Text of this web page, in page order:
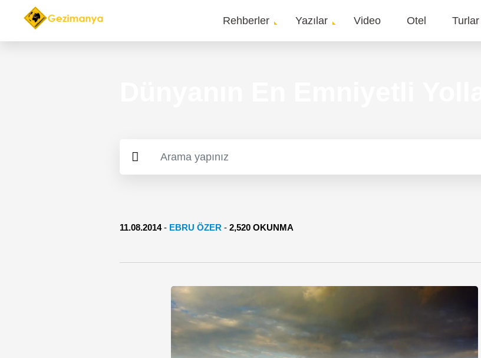
Main
Rehberler Yazılar Video Otel Turlar
11.08.2014- EBRU ÖZER -2,520 OKUNMA